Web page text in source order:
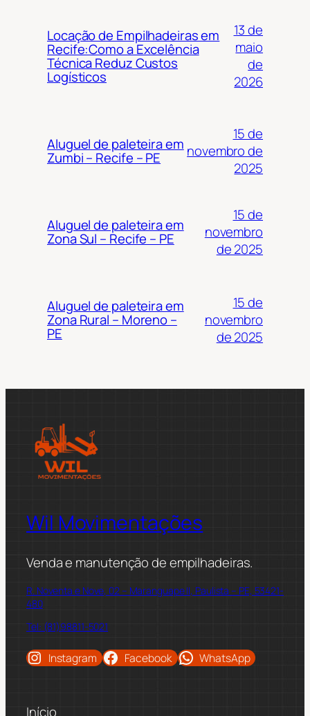
Locação de Empilhadeiras em
Recife:Como a Excelência
Técnica Reduz Custos
Logísticos
13 de
maio
de
2026
Aluguel de paleteira em
Zumbi – Recife – PE
15 de
novembro de
2025
Aluguel de paleteira em
Zona Sul – Recife – PE
15 de
novembro
de 2025
Aluguel de paleteira em
Zona Rural – Moreno –
PE
15 de
novembro
de 2025
Wil Movimentações
Venda e manutenção de empilhadeiras.
R. Noventa e Nove, 02 – Maranguape II, Paulista – PE, 53421-
480
Tel: (81)98811-5021
Instagram Facebook WhatsApp
Início